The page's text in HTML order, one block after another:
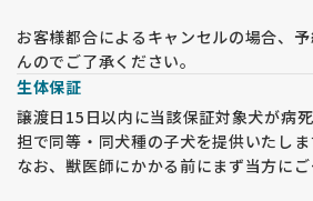
お客様都合によるキャンセルの場合、
んのでご了承ください。
生体保証
譲渡日15日以内に当該保証対象犬が病
担で同等・同犬種の子犬を提供いたしま
なお、獣医師にかかる前にまず当方にご